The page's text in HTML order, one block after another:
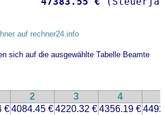
auf rechner24.info
sich auf die ausgewählte Tabelle Beamte
2 3 4
€4084.45 €4220.32 €4356.19 €